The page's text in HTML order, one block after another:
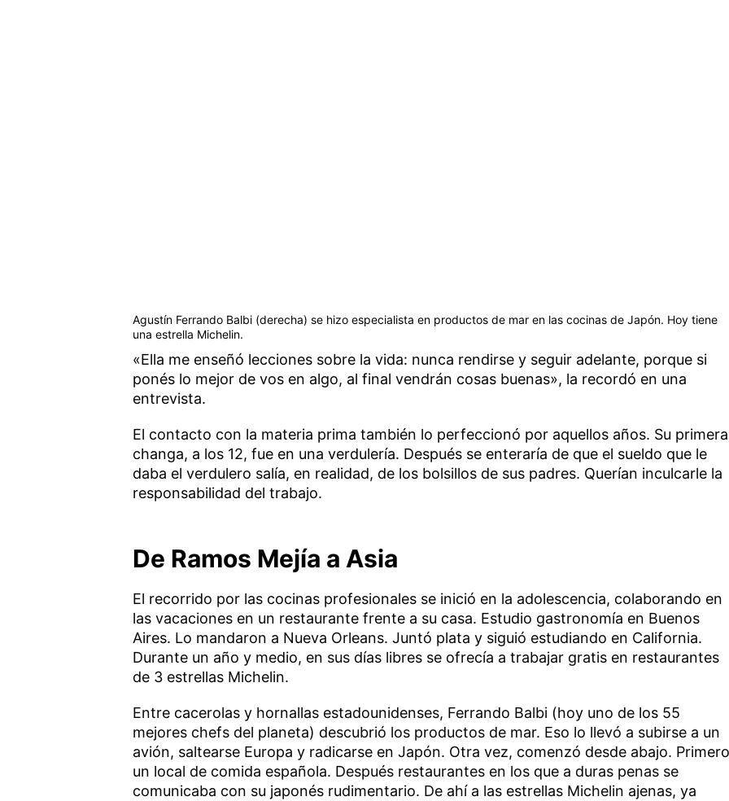
Agustín Ferrando Balbi (derecha) se hizo especialista en productos de mar en las cocinas de Japón. Hoy tiene
una estrella Michelin.
«Ella me enseñó lecciones sobre la vida: nunca rendirse y seguir adelante, porque si
ponés lo mejor de vos en algo, al final vendrán cosas buenas», la recordó en una
entrevista.
El contacto con la materia prima también lo perfeccionó por aquellos años. Su primera
changa, a los 12, fue en una verdulería. Después se enteraría de que el sueldo que le
daba el verdulero salía, en realidad, de los bolsillos de sus padres. Querían inculcarle la
responsabilidad del trabajo.
De Ramos Mejía a Asia
El recorrido por las cocinas profesionales se inició en la adolescencia, colaborando en
las vacaciones en un restaurante frente a su casa. Estudio gastronomía en Buenos
Aires. Lo mandaron a Nueva Orleans. Juntó plata y siguió estudiando en California.
Durante un año y medio, en sus días libres se ofrecía a trabajar gratis en restaurantes
de 3 estrellas Michelin.
Entre cacerolas y hornallas estadounidenses, Ferrando Balbi (hoy uno de los 55
mejores chefs del planeta) descubrió los productos de mar. Eso lo llevó a subirse a un
avión, saltearse Europa y radicarse en Japón. Otra vez, comenzó desde abajo. Primero
un local de comida española. Después restaurantes en los que a duras penas se
comunicaba con su japonés rudimentario. De ahí a las estrellas Michelin ajenas, ya